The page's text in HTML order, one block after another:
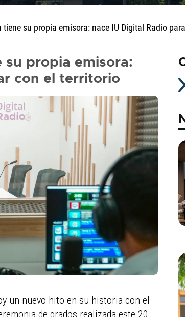
su propia emisora: nace IU Digital Radio
su propia emisora:
con el territorio
un nuevo hito en su historia con el
de grados realizada este 20